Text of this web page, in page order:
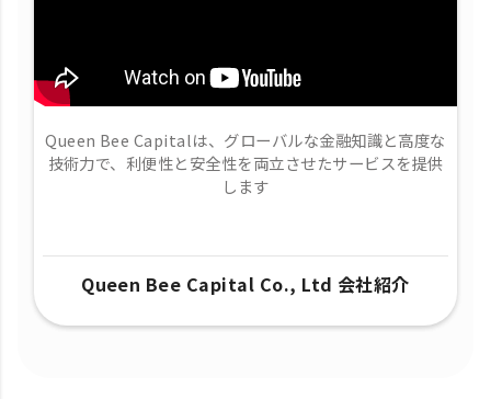
Queen Bee Capitalは、グローバルな金融知識と高度な
技術力で、​利便性と安全性を両立させたサービスを提供
します
Queen Bee Capital Co., Ltd 会社紹介